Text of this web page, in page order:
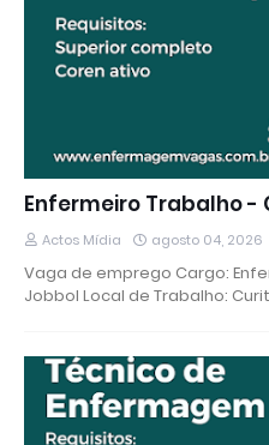
Enfermeiro Trabalho -
Actos Mídia agosto 04, 2026
Vaga de emprego Cargo:
Jobbol Local de Trabalho: